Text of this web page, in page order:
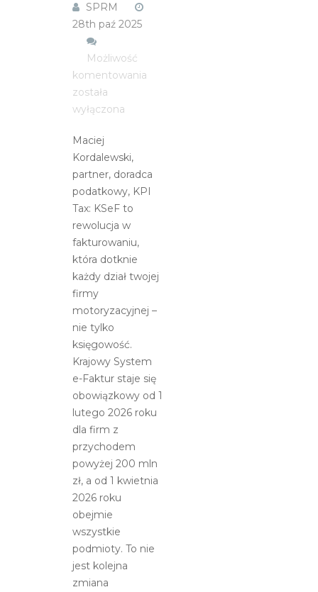
SPRM
28th paź 2025
Możliwość
komentowania
została
wyłączona
Maciej
Kordalewski,
partner, doradca
podatkowy, KPI
Tax: KSeF to
rewolucja w
fakturowaniu,
która dotknie
każdy dział twojej
firmy
motoryzacyjnej –
nie tylko
księgowość.
Krajowy System
e-Faktur staje się
obowiązkowy od 1
lutego 2026 roku
dla firm z
przychodem
powyżej 200 mln
zł, a od 1 kwietnia
2026 roku
obejmie
wszystkie
podmioty. To nie
jest kolejna
zmiana